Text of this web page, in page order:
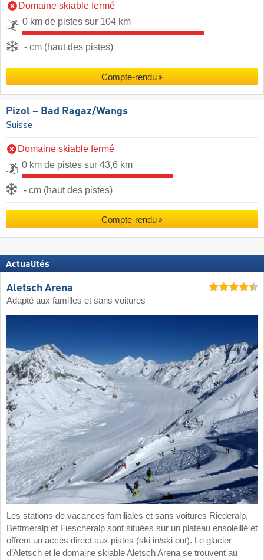
Domaine skiable fermé
0 km de pistes sur 104 km
- cm (haut des pistes)
Compte-rendu
Pizol – Bad Ragaz/​Wangs
Suisse
Domaine skiable fermé
0 km de pistes sur 43,6 km
- cm (haut des pistes)
Compte-rendu
Actualités
Aletsch Arena
Adapté aux familles et sans voitures
Les stations de vacances familiales et sans voitures Riederalp,
Bettmeralp et Fiescheralp sont situées sur un plateau ensoleillé et
offrent un accès direct aux pistes (ski in/ski out). Le glacier
d’Aletsch et le domaine skiable Aletsch Arena se trouvent au